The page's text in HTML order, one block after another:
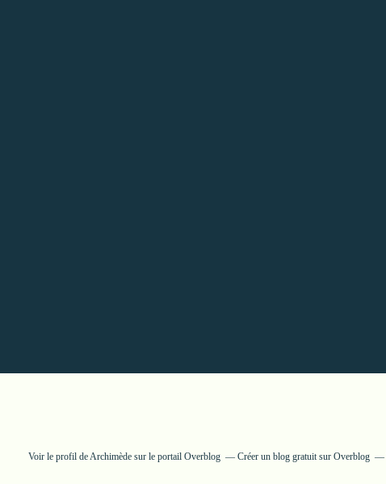
Voir le profil deArchimède sur le portail Overblog Créer un blog gratuit sur Overblog